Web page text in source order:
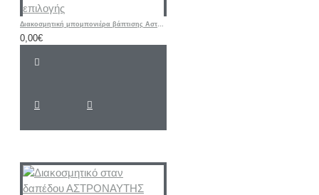
Διακοσμητική μπομπονιέρα βάπτισης Αστέρι με ετικέτα δικής σας επιλογής
0,00€